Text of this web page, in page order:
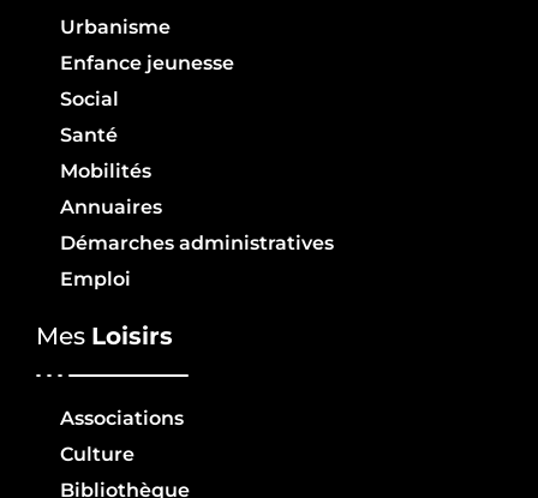
Urbanisme
Enfance jeunesse
Social
Santé
Mobilités
Annuaires
Démarches administratives
Emploi
Mes Loisirs
Associations
Culture
Bibliothèque